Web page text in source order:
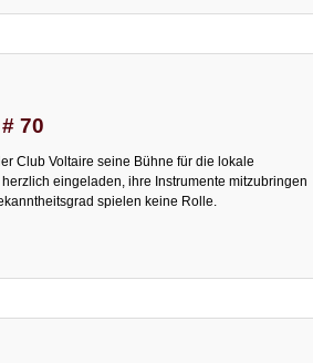
70
Club Voltaire seine Bühne für die lokale
eingeladen, ihre Instrumente mitzubringen
spielen keine Rolle.